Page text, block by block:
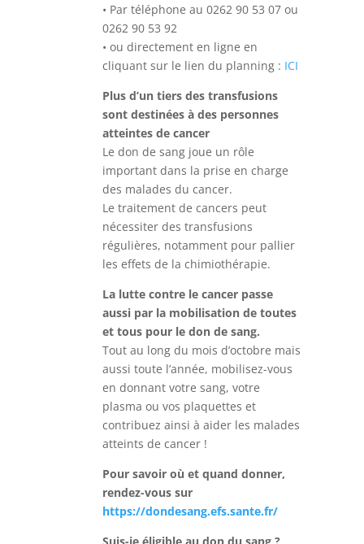
• Par téléphone au 0262 90 53 07 ou
0262 90 53 92
• ou directement en ligne en
cliquant sur le lien du planning : ICI
Plus d’un tiers des transfusions
sont destinées à des personnes
atteintes de cancer
Le don de sang joue un rôle
important dans la prise en charge
des malades du cancer.
Le traitement de cancers peut
nécessiter des transfusions
régulières, notamment pour pallier
les effets de la chimiothérapie.
La lutte contre le cancer passe
aussi par la mobilisation de toutes
et tous pour le don de sang.
Tout au long du mois d’octobre mais
aussi toute l’année, mobilisez-vous
en donnant votre sang, votre
plasma ou vos plaquettes et
contribuez ainsi à aider les malades
atteints de cancer !
Pour savoir où et quand donner,
rendez-vous sur
https://dondesang.efs.sante.fr/